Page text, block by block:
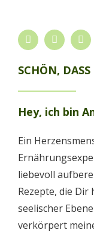
SCHÖN,
Hey, ich bin
Ein
liebevoll
Rezepte, die
seelischer
verkörpert